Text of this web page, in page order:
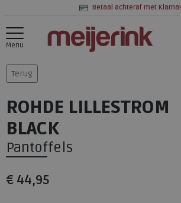
Betaal achteraf met Klarna!
Menu
Terug
ROHDE LILLESTROM
BLACK
Pantoffels
€ 44,95